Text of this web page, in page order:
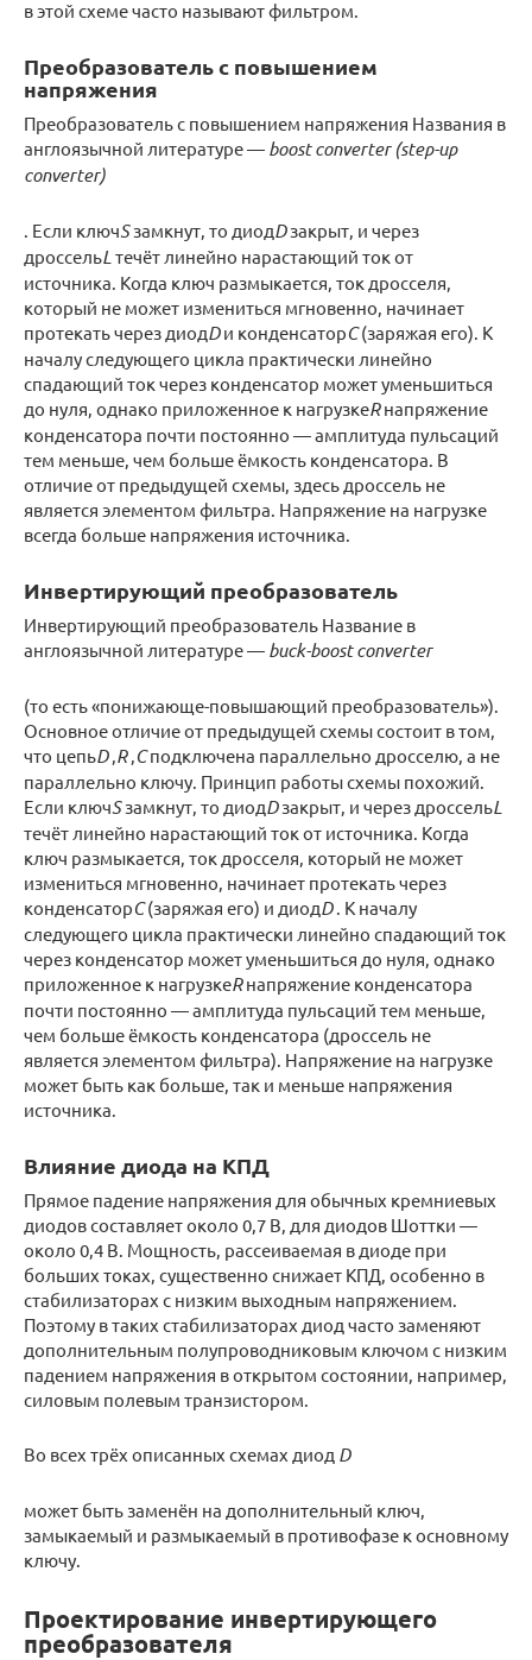
в этой схеме часто называют фильтром.
Преобразователь с повышением
напряжения
Преобразователь с повышением напряжения Названия в
англоязычной литературе — boost converter (step-up
converter)
. Если ключSзамкнут, то диодDзакрыт, и через
дроссельL течёт линейно нарастающий ток от
источника. Когда ключ размыкается, ток дросселя,
который не может измениться мгновенно, начинает
протекать через диодDи конденсаторC(заряжая его). К
началу следующего цикла практически линейно
спадающий ток через конденсатор может уменьшиться
до нуля, однако приложенное к нагрузкеRнапряжение
конденсатора почти постоянно — амплитуда пульсаций
тем меньше, чем больше ёмкость конденсатора. В
отличие от предыдущей схемы, здесь дроссель не
является элементом фильтра. Напряжение на нагрузке
всегда больше напряжения источника.
Инвертирующий преобразователь
Инвертирующий преобразователь Название в
англоязычной литературе — buck-boost converter
(то есть «понижающе-повышающий преобразователь»).
Основное отличие от предыдущей схемы состоит в том,
что цепьD, R, Cподключена параллельно дросселю, а не
параллельно ключу. Принцип работы схемы похожий.
Если ключSзамкнут, то диодDзакрыт, и через дроссельL
течёт линейно нарастающий ток от источника. Когда
ключ размыкается, ток дросселя, который не может
измениться мгновенно, начинает протекать через
конденсаторC(заряжая его) и диодD. К началу
следующего цикла практически линейно спадающий ток
через конденсатор может уменьшиться до нуля, однако
приложенное к нагрузкеRнапряжение конденсатора
почти постоянно — амплитуда пульсаций тем меньше,
чем больше ёмкость конденсатора (дроссель не
является элементом фильтра). Напряжение на нагрузке
может быть как больше, так и меньше напряжения
источника.
Влияние диода на КПД
Прямое падение напряжения для обычных кремниевых
диодов составляет около 0,7 В, для диодов Шоттки —
около 0,4 В. Мощность, рассеиваемая в диоде при
больших токах, существенно снижает КПД, особенно в
стабилизаторах с низким выходным напряжением.
Поэтому в таких стабилизаторах диод часто заменяют
дополнительным полупроводниковым ключом с низким
падением напряжения в открытом состоянии, например,
силовым полевым транзистором.
Во всех трёх описанных схемах диод D
может быть заменён на дополнительный ключ,
замыкаемый и размыкаемый в противофазе к основному
ключу.
Проектирование инвертирующего
преобразователя